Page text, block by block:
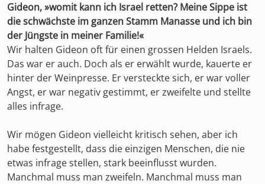
Gideon, »womit kann ich Israel retten? Meine Sippe ist
die schwächste im ganzen Stamm Manasse und ich bin
der Jüngste in meiner Familie!«
Wir halten Gideon oft für einen grossen Helden Israels.
Das war er auch. Doch als er erwählt wurde, kauerte er
hinter der Weinpresse. Er versteckte sich, er war voller
Angst, er war negativ gestimmt, er zweifelte und stellte
alles infrage.
Wir mögen Gideon vielleicht kritisch sehen, aber ich
habe festgestellt, dass die einzigen Menschen, die nie
etwas infrage stellen, stark beeinflusst wurden.
Manchmal muss man zweifeln. Manchmal muss man